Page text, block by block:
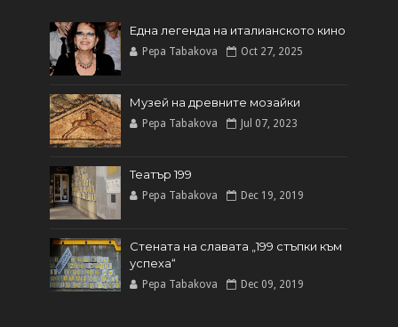
Една легенда на италианското кинo
Pepa Tabakova Oct 27, 2025
Музей на древните мозайки
Pepa Tabakova Jul 07, 2023
Театър 199
Pepa Tabakova Dec 19, 2019
Стената на славата „199 стъпки към
успеха“
Pepa Tabakova Dec 09, 2019